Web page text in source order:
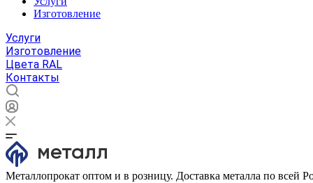
Изготовление
Услуги
Изготовление
Цвета RAL
Контакты
Металлопрокат оптом и в розницу. Доставка металла по всей